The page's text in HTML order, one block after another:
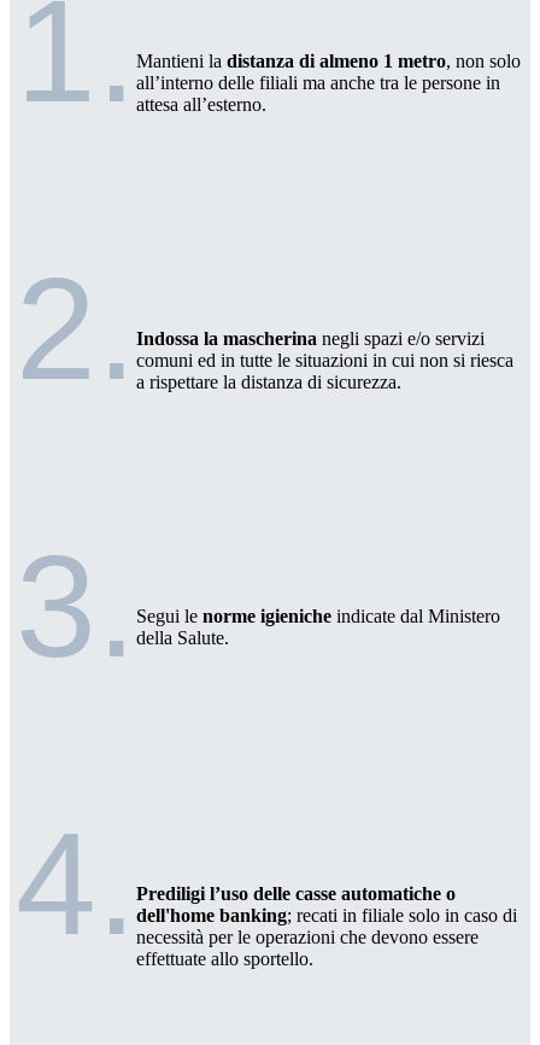
1. Mantieni la distanza di almeno 1 metro, non solo
all’interno delle filiali ma anche tra le persone in
attesa all’esterno.
2. Indossa la mascherina negli spazi e/o servizi
comuni ed in tutte le situazioni in cui non si riesca
a rispettare la distanza di sicurezza.
3. Segui le norme igieniche indicate dal Ministero
della Salute.
4. Prediligi l’uso delle casse automatiche o
dell'home banking; recati in filiale solo in caso di
necessità per le operazioni che devono essere
effettuate allo sportello.